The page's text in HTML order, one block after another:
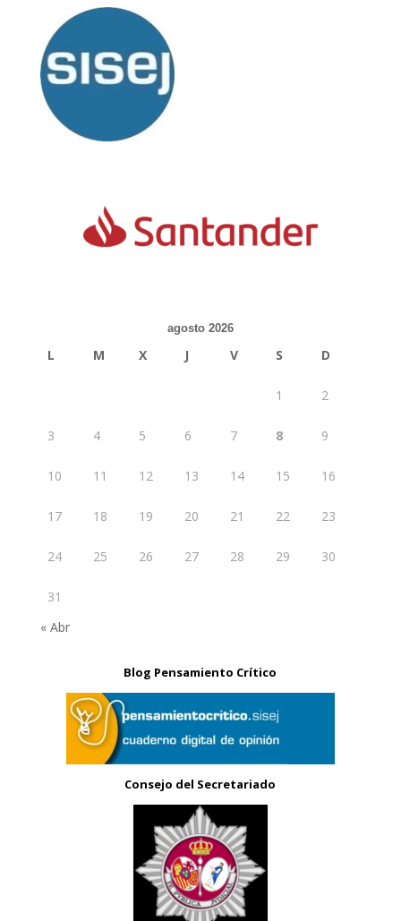
agosto 2026
L M X J V S D
1 2
3 4 5 6 7 8 9
10 11 12 13 14 15 16
17 18 19 20 21 22 23
24 25 26 27 28 29 30
31
« Abr
Blog Pensamiento Crítico
Consejo del Secretariado